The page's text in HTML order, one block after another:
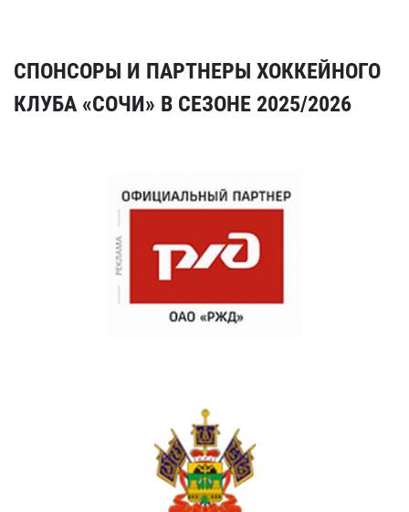
СПОНСОРЫ И ПАРТНЕРЫ ХОККЕЙНОГО
КЛУБА «СОЧИ» В СЕЗОНЕ 2025/2026